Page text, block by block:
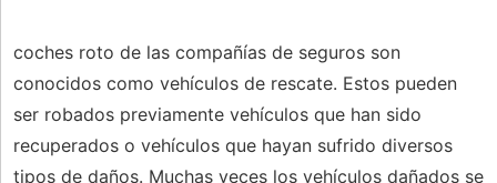
coches roto de las compañías de seguros son
conocidos como vehículos de rescate. Estos pueden
ser robados previamente vehículos que han sido
recuperados o vehículos que hayan sufrido diversos
tipos de daños. Muchas veces los vehículos dañados se